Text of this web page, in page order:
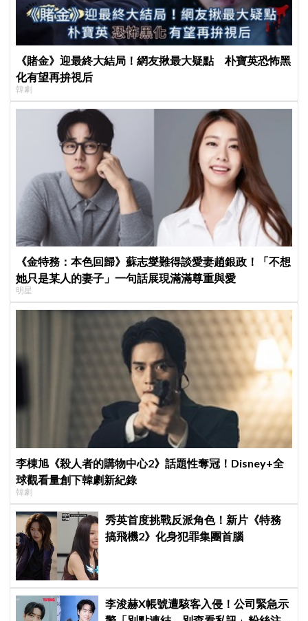
《賭金》迎最終大結局！網友揪最大疑點 朴寶英恐怖黑
化有望再拚視后
韓劇
《金特務：本色回歸》蘇志燮難得談愛妻趙銀政！「不想
她只是某人的妻子」一句話展現滿滿尊重與愛
明星
李棟旭《殺人者的購物中心2》話題性奪冠！Disney+全
球觀看量創下韓劇新紀錄
韓劇
秀英首度挑戰反派角色！新片《特務
搞飛機2》化身犯罪集團首腦
李浚赫X帳號遭駭客入侵！公司緊急示